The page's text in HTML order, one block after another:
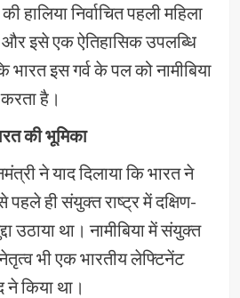
हालिया निर्वाचित पहली महिला
और इसे एक ऐतिहासिक उपलब्धि
भारत इस गर्व के पल को नामीबिया
है।
की भूमिका
ने याद दिलाया कि भारत ने
पहले ही संयुक्त राष्ट्र में दक्षिण-
उठाया था। नामीबिया में संयुक्त
भी एक भारतीय लेफ्टिनेंट
किया था।